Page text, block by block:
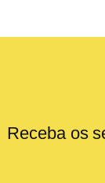
Receba os